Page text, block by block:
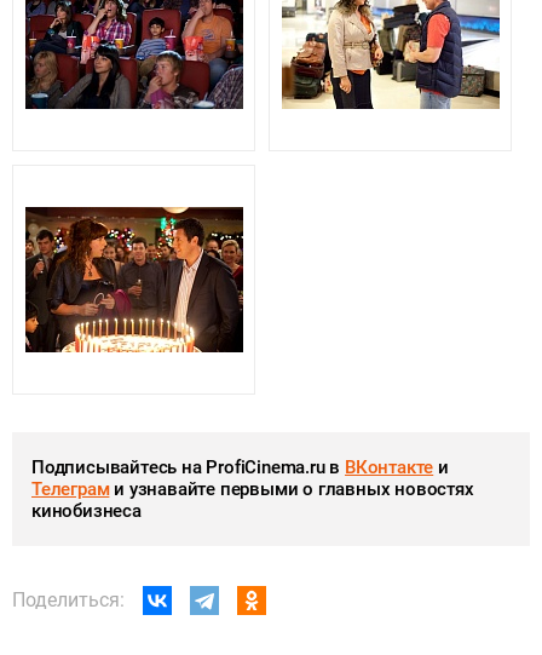
Подписывайтесь на ProfiCinema.ru в ВКонтакте и
Телеграми узнавайте первыми о главных новостях
кинобизнеса
Поделиться: